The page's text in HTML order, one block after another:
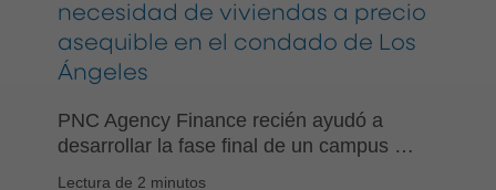
necesidad de viviendas a precio
asequible en el condado de Los
Ángeles
PNC Agency Finance recién ayudó a
desarrollar la fase final de un campus de
Lectura de 2 minutos